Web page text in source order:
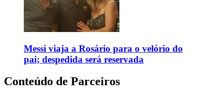
Messi viaja a Rosário para o velório do
pai; despedida será reservada
Conteúdo de Parceiros